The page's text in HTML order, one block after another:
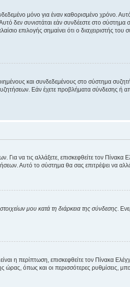
μόνο για έναν καθορισμένο χρόνο.
δεν συνιστάται εάν συνδέεστε στο
επιλογής σημαίνει ότι ο διαχειριστής του
και συνδεδεμένους στο σύστημα
Εάν έχετε προβλήματα σύνδεσης
Για να τις αλλάξετε, επισκεφθείτε τον
Αυτό το σύστημα θα σας επιτρέψει να
μου κατά τη διάρκεια της σύνδεσης .
η περίπτωση, επισκεφθείτε τον Πίνακα
ώρας, όπως και οι περισσότερες ρυθμίσεις,